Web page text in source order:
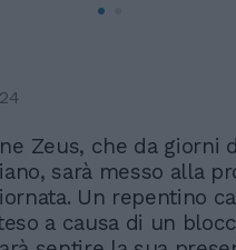
Zeus, che da giorni
sarà messo alla
Un repentino
a causa di un